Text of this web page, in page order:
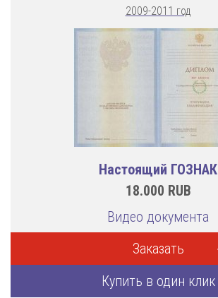
2009-2011 год
Настоящий ГОЗНАК
18.000 RUB
Видео документа
Заказать
Купить в один клик